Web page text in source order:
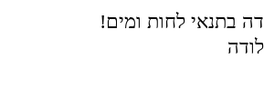
בתנאי לחות ומים!